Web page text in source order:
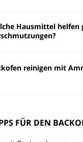
Hausmittel helfen
reinigen mit
FÜR DEN